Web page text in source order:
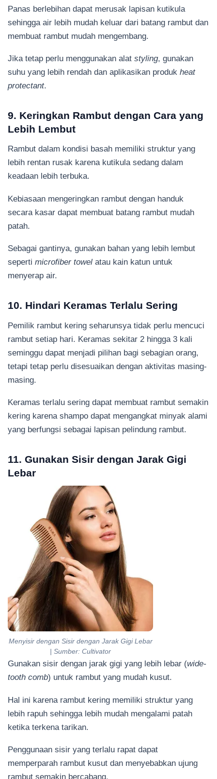
Panas berlebihan dapat merusak lapisan kutikula
sehingga air lebih mudah keluar dari batang rambut dan
membuat rambut mudah mengembang.
Jika tetap perlu menggunakan alat styling, gunakan
suhu yang lebih rendah dan aplikasikan produk heat
protectant.
9. Keringkan Rambut dengan Cara yang
Lebih Lembut
Rambut dalam kondisi basah memiliki struktur yang
lebih rentan rusak karena kutikula sedang dalam
keadaan lebih terbuka.
Kebiasaan mengeringkan rambut dengan handuk
secara kasar dapat membuat batang rambut mudah
patah.
Sebagai gantinya, gunakan bahan yang lebih lembut
seperti microfiber towel atau kain katun untuk
menyerap air.
10. Hindari Keramas Terlalu Sering
Pemilik rambut kering seharunsya tidak perlu mencuci
rambut setiap hari. Keramas sekitar 2 hingga 3 kali
seminggu dapat menjadi pilihan bagi sebagian orang,
tetapi tetap perlu disesuaikan dengan aktivitas masing-
masing.
Keramas terlalu sering dapat membuat rambut semakin
kering karena shampo dapat mengangkat minyak alami
yang berfungsi sebagai lapisan pelindung rambut.
11. Gunakan Sisir dengan Jarak Gigi
Lebar
Menyisir dengan Sisir dengan Jarak Gigi Lebar
| Sumber: Cultivator
Gunakan sisir dengan jarak gigi yang lebih lebar (wide-
tooth comb) untuk rambut yang mudah kusut.
Hal ini karena rambut kering memiliki struktur yang
lebih rapuh sehingga lebih mudah mengalami patah
ketika terkena tarikan.
Penggunaan sisir yang terlalu rapat dapat
memperparah rambut kusut dan menyebabkan ujung
rambut semakin bercabang.